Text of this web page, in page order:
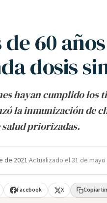
de 60
dosis
hayan cumplido los
la inmunización de
priorizadas.
de 2021·Actualizado el31 de
Facebook X Copiar